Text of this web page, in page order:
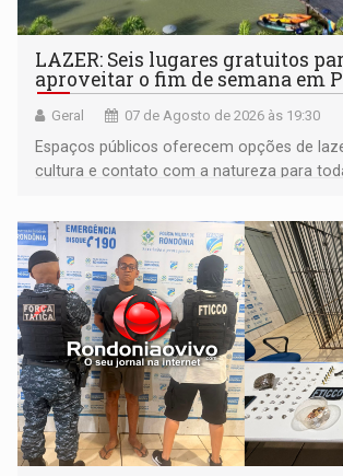
LAZER: Seis lugares gratuitos
aproveitar o fim de semana em
Geral 07 de Agosto de 2026 às 19:30
Espaços públicos oferecem opções de
cultura e contato com a natureza para